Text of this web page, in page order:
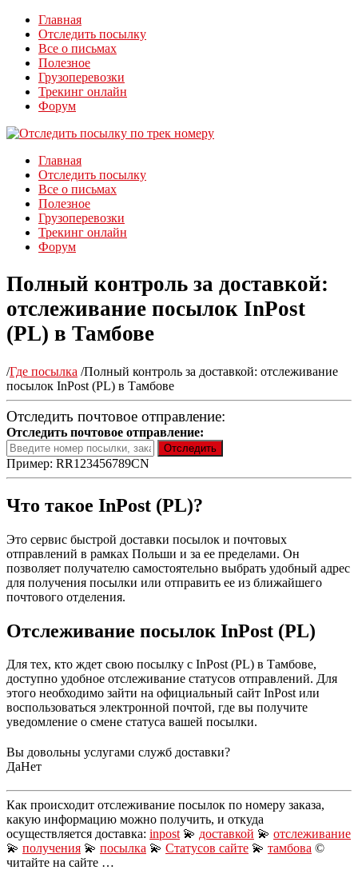
Главная
Отследить посылку
Все о письмах
Полезное
Грузоперевозки
Трекинг онлайн
Форум
Главная
Отследить посылку
Все о письмах
Полезное
Грузоперевозки
Трекинг онлайн
Форум
Полный контроль за доставкой:
отслеживание посылок InPost
(PL) в Тамбове
/Где посылка /Полный контроль за доставкой: отслеживание
посылок InPost (PL) в Тамбове
Отследить почтовое отправление:
Отследить почтовое отправление:
Пример: RR123456789CN
Что такое InPost (PL)?
Это сервис быстрой доставки посылок и почтовых
отправлений в рамках Польши и за ее пределами. Он
позволяет получателю самостоятельно выбрать удобный адрес
для получения посылки или отправить ее из ближайшего
почтового отделения.
Отслеживание посылок InPost (PL)
Для тех, кто ждет свою посылку с InPost (PL) в Тамбове,
доступно удобное отслеживание статусов отправлений. Для
этого необходимо зайти на официальный сайт InPost или
воспользоваться электронной почтой, где вы получите
уведомление о смене статуса вашей посылки.
Вы довольны услугами служб доставки?
ДаНет
Как происходит отслеживание посылок по номеру заказа,
какую информацию можно получить, и откуда
осуществляется доставка: inpost💫 доставкой 💫 отслеживание
💫 получения 💫 посылка 💫 Статусов сайте 💫 тамбова ©
читайте на сайте …